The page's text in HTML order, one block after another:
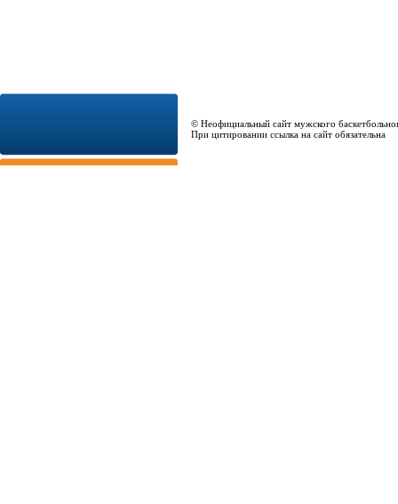
© Неофициальный сайт мужского
При цитировании ссылка на сайт обязательна